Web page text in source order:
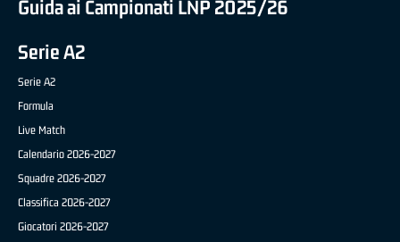
Guida ai Campionati LNP 2025/26
Serie A2
Serie A2
Formula
Live Match
Calendario 2026-2027
Squadre 2026-2027
Classifica 2026-2027
Giocatori 2026-2027